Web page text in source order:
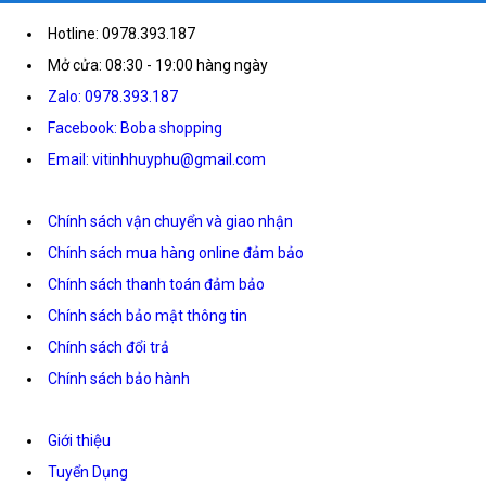
Hotline: 0978.393.187
Mở cửa: 08:30 - 19:00 hàng ngày
Zalo: 0978.393.187
Facebook: Boba shopping
Email: vitinhhuyphu@gmail.com
Chính sách vận chuyển và giao nhận
Chính sách mua hàng online đảm bảo
Chính sách thanh toán đảm bảo
Chính sách bảo mật thông tin
Chính sách đổi trả
Chính sách bảo hành
Giới thiệu
Tuyển Dụng